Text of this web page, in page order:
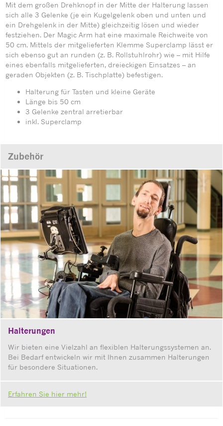
Mit dem großen Drehknopf in der Mitte der Halterung lassen
sich alle 3 Gelenke (je ein Kugelgelenk oben und unten und
ein Drehge­lenk in der Mitte) gleichzeitig lösen und wieder
festziehen. Der Magic Arm hat eine ma­ximale Reichweite von
50 cm. Mittels der mitgelieferten Klemme Superclamp lässt er
sich ebenso gut an runden (z. B. Roll­stuhlrohr) wie – mit Hilfe
eines ebenfalls mitgelieferten, dreieckigen Einsatzes – an
geraden Objekten (z. B. Tischplatte) be­festigen.
Halterung für Tasten und kleine Geräte
Länge bis 50 cm
3 Gelenke zentral arretierbar
inkl. Superclamp
Zubehör
Halterungen
Wir bieten eine Vielzahl an flexiblen Halterungssystemen an.
Bei Bedarf entwickeln wir mit Ihnen zusammen Halterungen
für besondere Situationen.
Erfahren Sie hier mehr!